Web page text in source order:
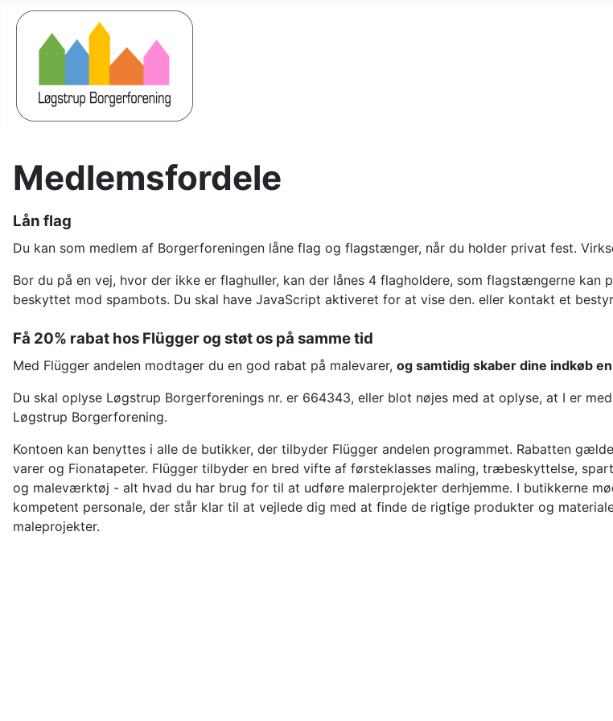
Medlemsfordele
Lån flag
Du kan som medlem af Borgerforeningen låne flag og flagstænger, når du holder privat fest.
Bor du på en vej, hvor der ikke er flaghuller, kan der lånes 4 flagholdere, som flagstængerne kan
beskyttet mod spambots. Du skal have JavaScript aktiveret for at vise den. eller kontakt et
Få 20% rabat hos Flügger og støt os på samme tid
Med Flügger andelen modtager du en god rabat på malevarer, og samtidig skaber dine indkøb
Du skal oplyse Løgstrup Borgerforenings nr. er 664343, eller blot nøjes med at oplyse, at I er
Løgstrup Borgerforening.
Kontoen kan benyttes i alle de butikker, der tilbyder Flügger andelen programmet. Rabatten
varer og Fionatapeter. Flügger tilbyder en bred vifte af førsteklasses maling, træbeskyttelse,
og maleværktøj - alt hvad du har brug for til at udføre malerprojekter derhjemme. I butikkerne
kompetent personale, der står klar til at vejlede dig med at finde de rigtige produkter og
maleprojekter.